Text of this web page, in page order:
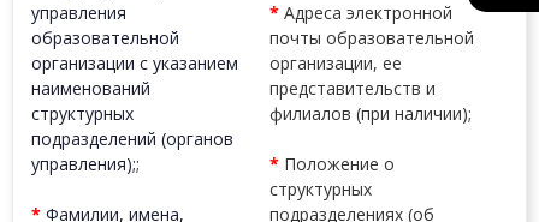
управления
образовательной
организации с указанием
наименований
структурных
подразделений (органов
управления);;
* Фамилии, имена,
* Адреса электронной
почты образовательной
организации, ее
представительств и
филиалов (при наличии);
* Положение о
структурных
подразделениях (об